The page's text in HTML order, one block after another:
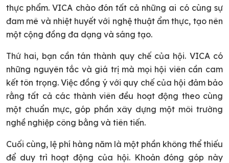
thực phẩm. VICA chào đón tất cả những ai có cùng sự
đam mê và nhiệt huyết với nghệ thuật ẩm thực, tạo nên
một cộng đồng đa dạng và sáng tạo.
Thứ hai, bạn cần tán thành quy chế của hội. VICA có
những nguyên tắc và giá trị mà mọi hội viên cần cam
kết tôn trọng. Việc đồng ý với quy chế của hội đảm bảo
rằng tất cả các thành viên đều hoạt động theo cùng
một chuẩn mực, góp phần xây dựng một môi trường
nghề nghiệp công bằng và tiên tiến.
Cuối cùng, lệ phí hàng năm là một phần không thể thiếu
để duy trì hoạt động của hội. Khoản đóng góp này